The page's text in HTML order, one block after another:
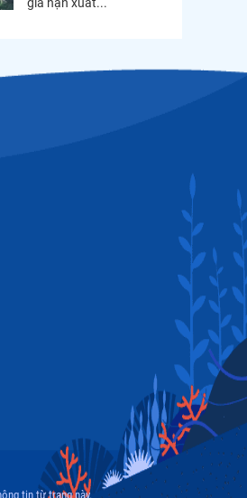
Nam
tin từ trang này.